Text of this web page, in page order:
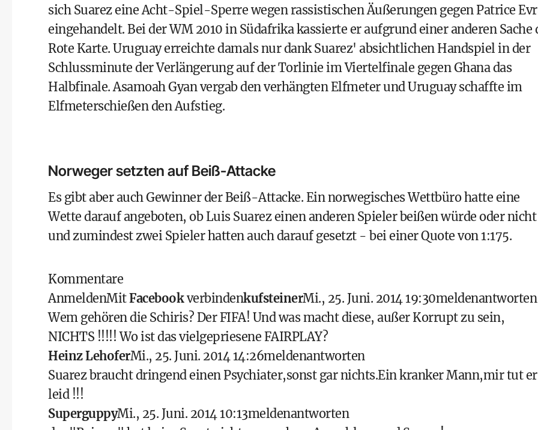
sich Suarez eine Acht-Spiel-Sperre wegen rassistischen Äußerungen gegen Patrice
eingehandelt. Bei der WM 2010 in Südafrika kassierte er aufgrund einer anderen Sache
Rote Karte. Uruguay erreichte damals nur dank Suarez' absichtlichen Handspiel in der
Schlussminute der Verlängerung auf der Torlinie im Viertelfinale gegen Ghana das
Halbfinale. Asamoah Gyan vergab den verhängten Elfmeter und Uruguay schaffte im
Elfmeterschießen den Aufstieg.
Norweger setzten auf Beiß-Attacke
Es gibt aber auch Gewinner der Beiß-Attacke. Ein norwegisches Wettbüro hatte eine
Wette darauf angeboten, ob Luis Suarez einen anderen Spieler beißen würde oder nicht
und zumindest zwei Spieler hatten auch darauf gesetzt - bei einer Quote von 1:175.
Kommentare
AnmeldenMitFacebookverbindenkufsteinerMi., 25. Juni. 2014 19:30meldenantworten
Wem gehören die Schiris? Der FIFA! Und was macht diese, außer Korrupt zu sein,
NICHTS !!!!! Wo ist das vielgepriesene FAIRPLAY?
Heinz LehoferMi., 25. Juni. 2014 14:26meldenantworten
Suarez braucht dringend einen Psychiater,sonst gar nichts.Ein kranker Mann,mir tut er
leid !!!
SuperguppyMi., 25. Juni. 2014 10:13meldenantworten